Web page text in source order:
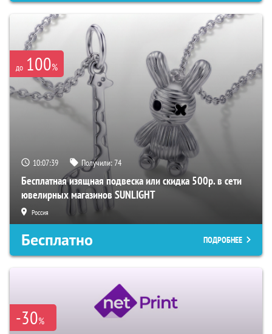
до 100%
10:07:38 Получили:74
Бесплатная изящная подвеска или скидка 500р. в сети
ювелирных магазинов SUNLIGHT
Россия
Бесплатно ПОДРОБНЕЕ
-30%